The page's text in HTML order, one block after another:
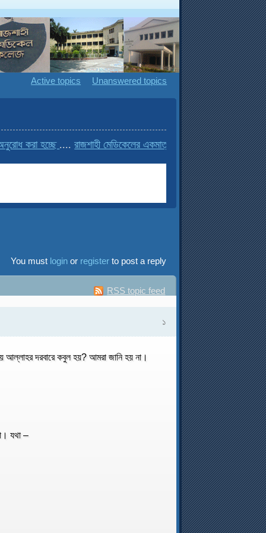
Active topics Unanswered topics
হচ্ছে....রাজশাহী মেডিকেলের একমাত্র বাংলা ফোরাম....
You must loginor registerto post a reply
RSS topic feed
১
আল্লাহর দরবারে কবুল হয়? আমরা জানি হয় না।
যথা –